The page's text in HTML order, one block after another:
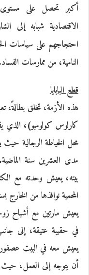
أكبر تحصل على مستوى
الاقتصادية شبابه إلى
احتجاجهم على سياسات
النامية، من ممارسات
قطع البابايا
هذه الأزمة، تخلق بطالةً،
كارلوس كولومبو)، الذي
محل الخياطة الرجالية حيث
مدى العشرين سنة
بيته، يعيش وحدته مع
المحمية نوافذها من الخارج
يعيش مارتين مع أشباح
في حقيبة عتيقة، إلى
يعيش معه في البيت
أن يتوجه إلى العمل، حيث